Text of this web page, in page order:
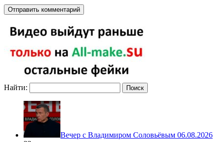
Найти:
Вечер с Владимиром Соловьёвым 06.08.2026